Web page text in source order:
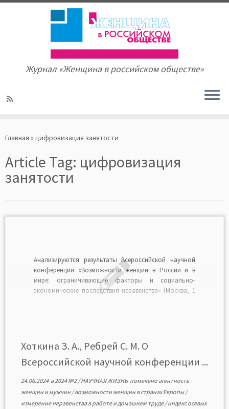
to
Журнал «Женщина в российском обществе»
Главная » цифровизация занятости
Article Tag: цифровизация
занятости
Анализируются результаты Всероссийской научной
конференции «Возможности женщин в России и в
мире: ограничивающие факторы и социально-
экономические последствия неравенства» (Москва, 1
Целями устойчивого развития ООН. Читать […]
Хоткина З. А., Ребрей С. М. О
Всероссийской научной конференции ...
24.06.2024в2024 №2/НАУЧНАЯ ЖИЗНЬ помечено агентность
женщин и мужчин /возможности женщин в странах Европы/
измерение неравенства в работе и домашнем труде/индекс осевых